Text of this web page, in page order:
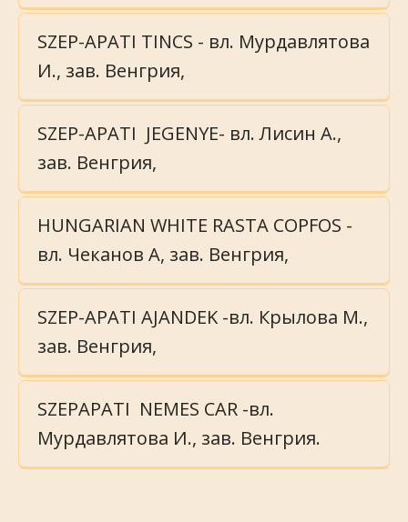
SZEP-APATI TINCS - вл. Мурдавлятова
И., зав. Венгрия,
SZEP-APATI  JEGENYE- вл. Лисин А.,
зав. Венгрия,
HUNGARIAN WHITE RASTA COPFOS -
вл. Чеканов А, зав. Венгрия,
SZEP-APATI AJANDEK -вл. Крылова М.,
зав. Венгрия,
SZEPAPATI  NEMES CAR -вл.
Мурдавлятова И., зав. Венгрия.